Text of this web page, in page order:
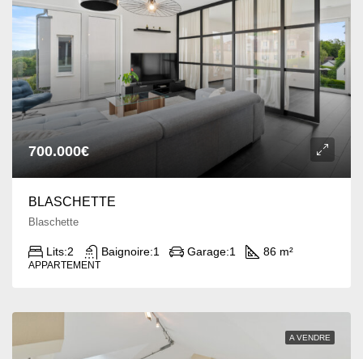
700.000€
BLASCHETTE
Blaschette
Lits:2 Baignoire:1 Garage:1 86 m²
APPARTEMENT
A VENDRE